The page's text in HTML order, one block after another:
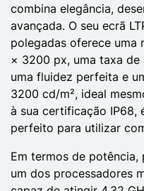
combina elegância,
avançada. O seu ecrã
polegadas oferece uma
× 3200 px, uma taxa de
uma fluidez perfeita e
3200 cd/m², ideal
à sua certificação IP68,
perfeito para utilizar
Em termos de potência,
um dos processadores